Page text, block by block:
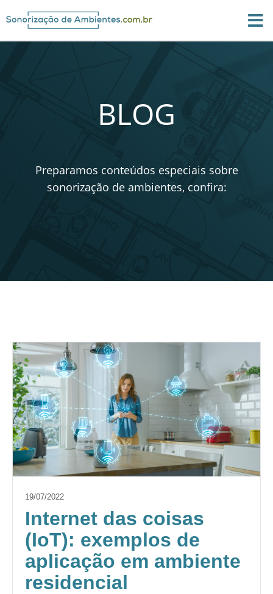
BLOG
Preparamos conteúdos especiais sobre
sonorização de ambientes, confira:
19/07/2022
Internet das coisas
(IoT): exemplos de
aplicação em ambiente
residencial